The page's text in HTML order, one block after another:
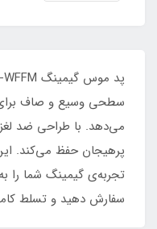
سطحی وسیع و صاف
می‌دهد. با طراحی ضد
پرهیجان حفظ می‌کند.
تجربه‌ی گیمینگ شما را
سفارش دهید و تسلط